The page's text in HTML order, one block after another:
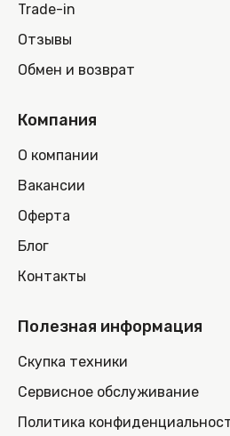
Trade-in
Отзывы
Обмен и возврат
Компания
О компании
Вакансии
Оферта
Блог
Контакты
Полезная информация
Скупка техники
Сервисное обслуживание
Политика